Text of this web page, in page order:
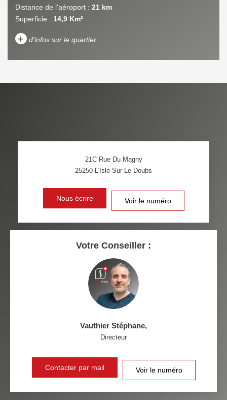
Distance de l'aéroport : 21 km
Superficie : 14,9 Km²
+ d'infos sur le quartier
PART DES MÉNAGES SANS
VOITURE
DISTANCE DE L'AÉROPORT :
RESTAURANTS ET CAFÉS COMMERCES
21C Rue Du Magny
25250 L'Isle-Sur-Le-Doubs
Nous écrire Voir le numéro
Votre Conseiller :
Vauthier Stéphane,
Directeur
Contacter par mail Voir le numéro